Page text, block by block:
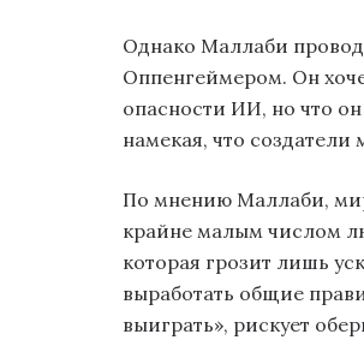
Однако Маллаби
Оппенгеймером. Он
опасности ИИ, но что
намекая, что создатели
По мнению Маллаби,
крайне малым числом
которая грозит лишь
выработать общие
выиграть», рискует